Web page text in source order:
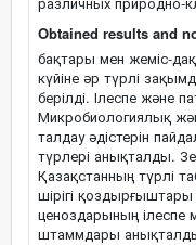
Obtained results and
бақтары мен жеміс-
күйіне әр түрлі
берілді. Ілеспе және
Микробиологиялық
талдау әдістерін
түрлері анықталды.
Қазақстанның түрлі
шірігі
ценоздарының ілеспе
штаммдары